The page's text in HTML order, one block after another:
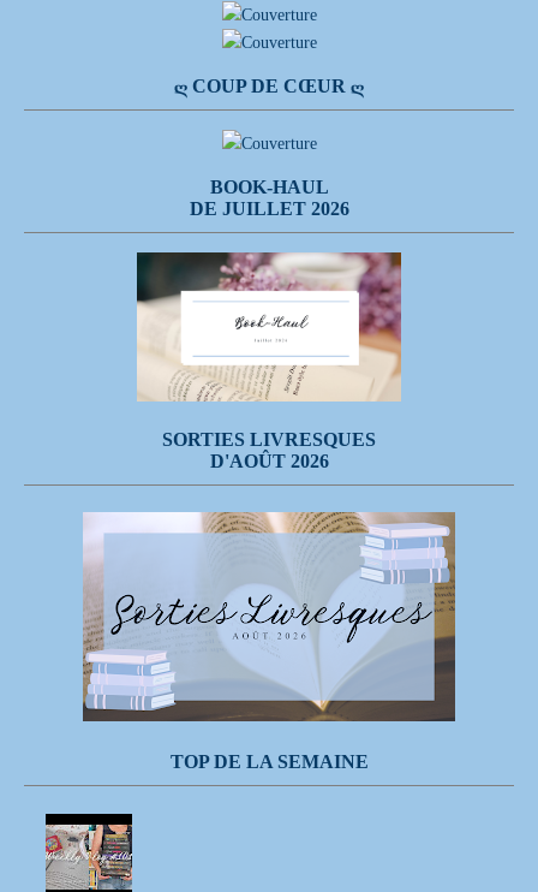
Ღ COUP DE CŒUR Ღ
BOOK-HAUL
DE JUILLET 2026
SORTIES LIVRESQUES
D'AOÛT 2026
TOP DE LA SEMAINE